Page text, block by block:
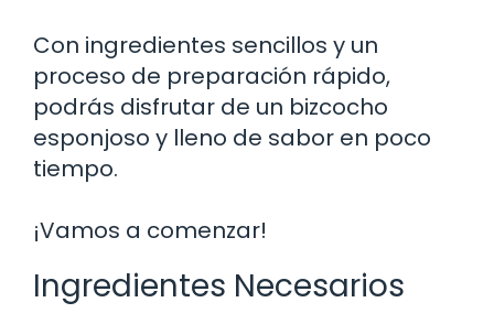
Con ingredientes sencillos y un
proceso de preparación rápido,
podrás disfrutar de un bizcocho
esponjoso y lleno de sabor en poco
tiempo.
¡Vamos a comenzar!
Ingredientes Necesarios